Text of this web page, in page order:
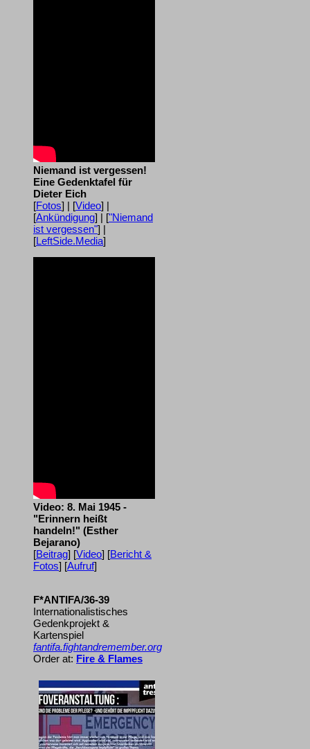
Niemand ist vergessen!
Eine Gedenktafel für
Dieter Eich
[Fotos] | [Video] |
[Ankündigung] | ["Niemand
ist vergessen"] |
[LeftSide.Media]
Video: 8. Mai 1945 -
"Erinnern heißt
handeln!" (Esther
Bejarano)
[Beitrag] [Video] [Bericht &
Fotos] [Aufruf]
F*ANTIFA/36-39
Internationalistisches
Gedenkprojekt &
Kartenspiel
fantifa.fightandremember.org
Order at: Fire & Flames